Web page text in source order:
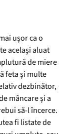
ușor ca o
același aluat
de miere
feta și multe
dezbinător,
mâncare și a
să-l încerce.
fi listate de